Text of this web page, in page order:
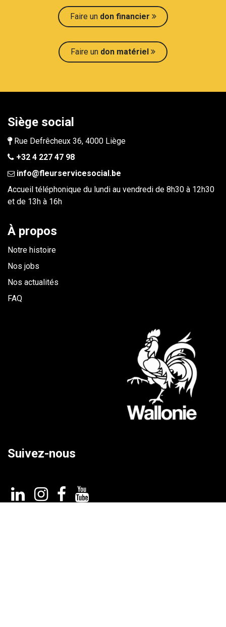
Faire un don financier
Faire un don maté​​riel
Siège social
Rue Defrêcheux 36, 4000 Liège
+32 4 227 47 98
info@fleurservicesocial.be​
Accueil téléphonique du lundi au vendredi de 8h30 à 12h30
et de 13h à 16h
À propos
Notre histoire
Nos jobs
Nos actualités
FAQ
Suivez-nous